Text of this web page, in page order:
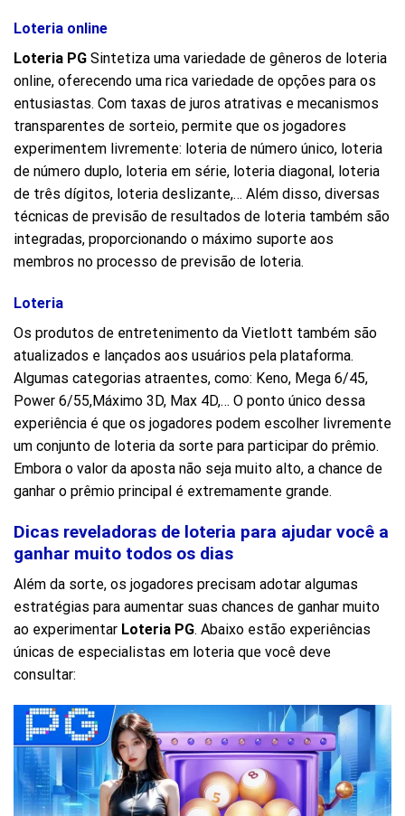
Loteria online
Loteria PG Sintetiza uma variedade de gêneros de loteria
online, oferecendo uma rica variedade de opções para os
entusiastas. Com taxas de juros atrativas e mecanismos
transparentes de sorteio, permite que os jogadores
experimentem livremente: loteria de número único, loteria
de número duplo, loteria em série, loteria diagonal, loteria
de três dígitos, loteria deslizante,… Além disso, diversas
técnicas de previsão de resultados de loteria também são
integradas, proporcionando o máximo suporte aos
membros no processo de previsão de loteria.
Loteria
Os produtos de entretenimento da Vietlott também são
atualizados e lançados aos usuários pela plataforma.
Algumas categorias atraentes, como: Keno, Mega 6/45,
Power 6/55,Máximo 3D, Max 4D,… O ponto único dessa
experiência é que os jogadores podem escolher livremente
um conjunto de loteria da sorte para participar do prêmio.
Embora o valor da aposta não seja muito alto, a chance de
ganhar o prêmio principal é extremamente grande.
Dicas reveladoras de loteria para ajudar você a
ganhar muito todos os dias
Além da sorte, os jogadores precisam adotar algumas
estratégias para aumentar suas chances de ganhar muito
ao experimentar Loteria PG. Abaixo estão experiências
únicas de especialistas em loteria que você deve
consultar: